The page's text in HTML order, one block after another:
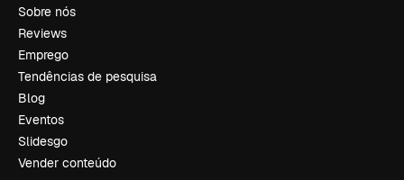
Sobre nós
Reviews
Emprego
Tendências de pesquisa
Blog
Eventos
Slidesgo
Vender conteúdo